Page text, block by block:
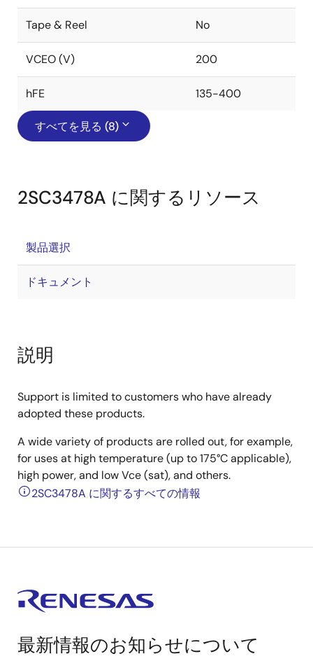
Tape & Reel No
VCEO (V) 200
hFE 135-400
すべてを見る (8)
2SC3478A に関するリソース
製品選択
ドキュメント
説明
Support is limited to customers who have already
adopted these products.
A wide variety of products are rolled out, for example,
for uses at high temperature (up to 175°C applicable),
high power, and low Vce (sat), and others.
2SC3478A に関するすべての情報
最新情報のお知らせについて